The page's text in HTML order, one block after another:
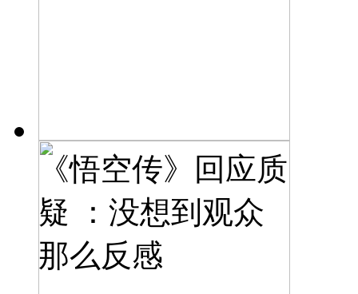
《悟空传》回应质
疑 ：没想到观众
那么反感